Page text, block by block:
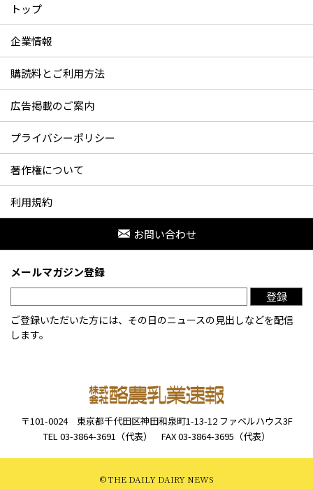
トップ
企業情報
購読料とご利用方法
広告掲載のご案内
プライバシーポリシー
著作権について
利用規約
お問い合わせ
〒101-0024 東京都千代田区神田和泉町1-13-12 ファベルハウス3F
TEL 03-3864-3691（代表）
FAX 03-3864-3695（代表）
メールマガジン登録
登録
ご登録いただいた方には、その日のニュースの見出しなどを配信
します。
© THE DAILY DAIRY NEWS